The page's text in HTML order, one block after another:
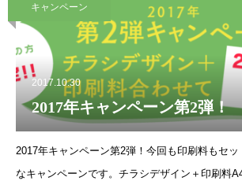
キャンペーン
2017.10.30
2017年キャンペーン第2弾！
2017年キャンペーン第2弾！今回も印刷料もセ
なキャンペーンです。チラシデザイン＋印刷